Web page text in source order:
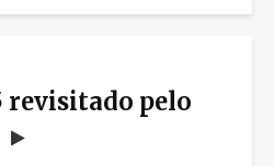
revisitado pelo